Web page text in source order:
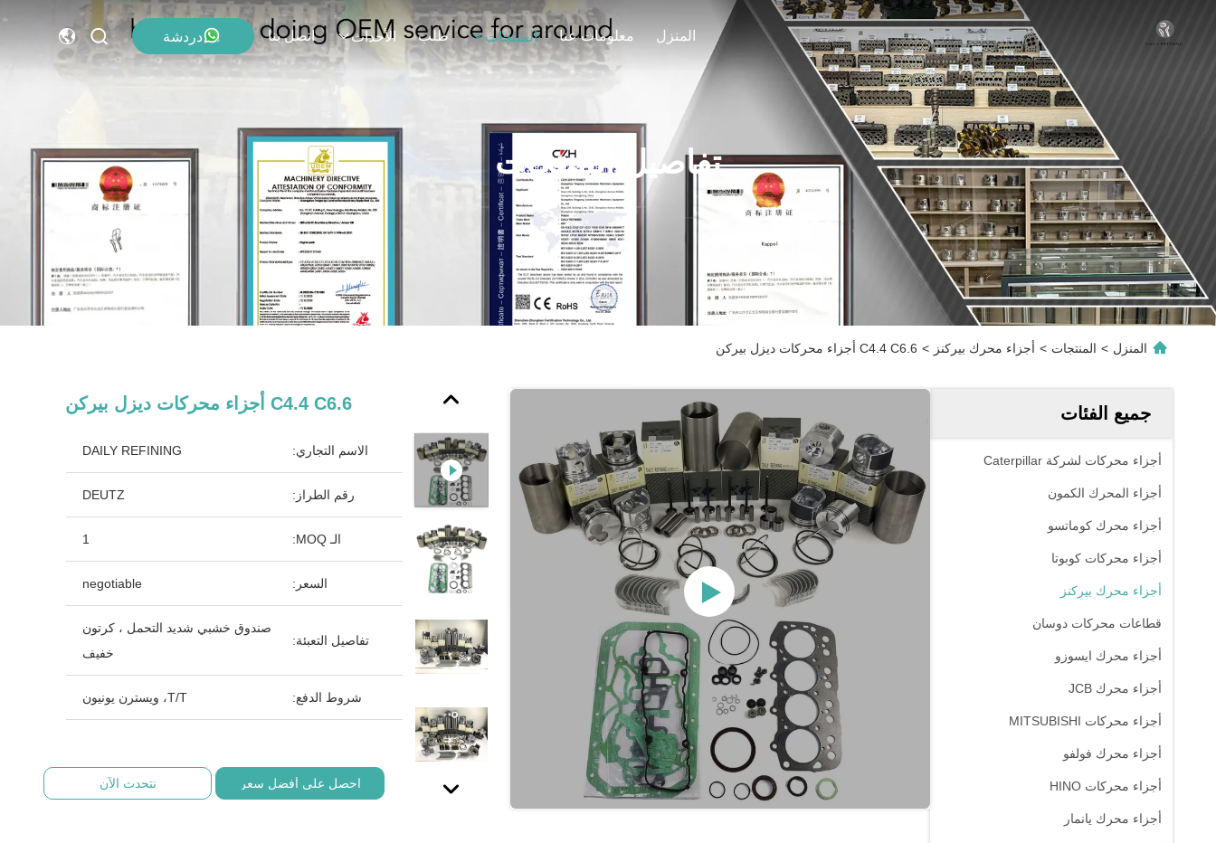
المنزل معلومات عنا المنتجات طلب الأحداث اتصل بنا دردشة
تفاصيل المنتجات
المنزل > المنتجات > أجزاء محرك بيركنز > C4.4 C6.6 أجزاء محركات ديزل بيركن
جميع الفئات
أجزاء محركات لشركة Caterpillar
أجزاء المحرك الكمون
أجزاء محرك كوماتسو
أجزاء محركات كوبوتا
أجزاء محرك بيركنز
قطاعات محركات دوسان
أجزاء محرك ايسوزو
أجزاء محرك JCB
أجزاء محركات MITSUBISHI
أجزاء محرك فولفو
أجزاء محركات HINO
أجزاء محرك يانمار
C4.4 C6.6 أجزاء محركات ديزل بيركن
الاسم التجاري: DAILY REFINING
رقم الطراز: DEUTZ
الـ MOQ: 1
السعر: negotiable
تفاصيل التعبئة:
صندوق خشبي شديد التحمل ، كرتون
خفيف
شروط الدفع: T/T، ويسترن يونيون
احصل على أفضل سعر نتحدث الآن